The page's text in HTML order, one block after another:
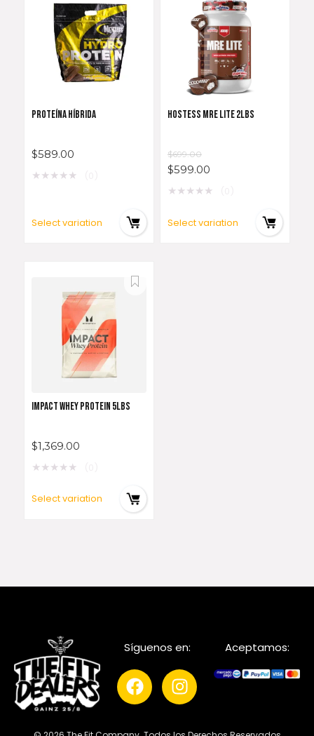
PROTEÍNA HÍBRIDA
$589.00
★★★★★
Select variation
HOSTESS MRE LITE 2LBS
$699.00
$599.00
★★★★★
Select variation
IMPACT WHEY PROTEIN 5LBS
$1,369.00
★★★★★
Select variation
Síguenos en: Aceptamos: